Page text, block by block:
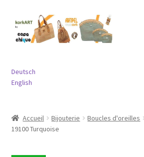
Aller
la
Aller
au
contenu
Porte-monnaies
Deutsch
English
Accueil Bijouterie Boucles d'oreilles
19100 Turquoise